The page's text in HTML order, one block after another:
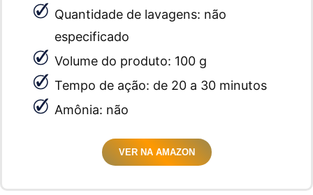
Quantidade de lavagens: não
especificado
Volume do produto: 100 g
Tempo de ação: de 20 a 30 minutos
Amônia: não
VER NA AMAZON